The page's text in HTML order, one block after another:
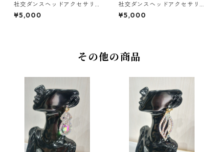
社交ダンスヘッドアクセサリ
ーHA-75ミントグリーンダン
スアクセサリーベリーダンス
¥5,000
社交ダンスヘッドアクセサリ
ーHA-75ピンクダンスアクセ
サリーベリーダンスブライダ
¥5,000
その他の商品